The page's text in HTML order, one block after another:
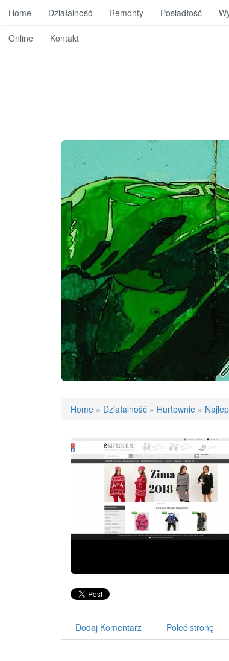
Home » Działalność » Hurtownie »
Dodaj Komentarz Poleć stronę
Home Działalność Remonty Posiadłość
Online Kontakt